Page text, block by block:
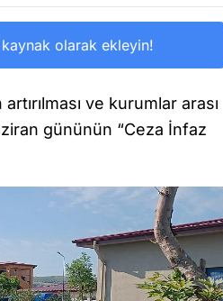
olarak ekleyin!
ve kurumlar arası
gününün “Ceza İnfaz